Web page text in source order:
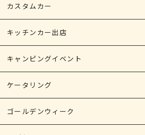
カスタムカー
キッチンカー出店
キャンピングイベント
ケータリング
ゴールデンウィーク